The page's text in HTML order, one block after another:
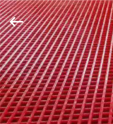
MAISON
PRODUITS
AU
HUATAO
LOVER
LTD.
All
Rights
Reserved.